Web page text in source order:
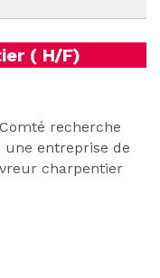
( H/F)
recherche
une entreprise de
charpentier